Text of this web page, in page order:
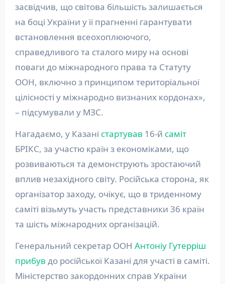
засвідчив, що світова більшість залишається
на боці України у її прагненні гарантувати
встановлення всеохоплюючого,
справедливого та сталого миру на основі
поваги до міжнародного права та Статуту
ООН, включно з принципом територіальної
цілісності у міжнародно визнаних кордонах»,
– підсумували у МЗС.
Нагадаємо, у Казані стартував 16-й саміт
БРІКС, за участю країн з економіками, що
розвиваються та демонструють зростаючий
вплив незахідного світу. Російська сторона, як
організатор заходу, очікує, що в триденному
саміті візьмуть участь представники 36 країн
та шість міжнародних організацій.
Генеральний секретар ООН Антоніу Гутерріш
прибув до російської Казані для участі в саміті.
Міністерство закордонних справ України